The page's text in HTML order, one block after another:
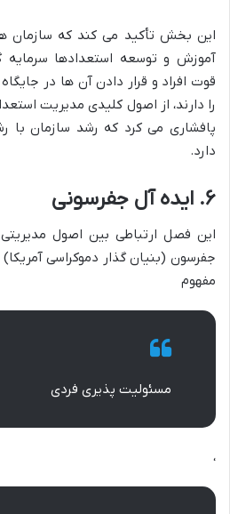
این بخش تأکید می کند که سازمان
آموزش و توسعه استعدادها سرمایه
قوت افراد و قرار دادن آن ها در
را دارند، از اصول کلیدی مدیریت
پافشاری می کرد که رشد سازمان با
دارد.
۶. ایده آل جفرسونی
این فصل ارتباطی بین اصول
جفرسون (بنیان گذار دموکراسی آمریکا)
مفهوم
مسئولیت پذیری فردی
،